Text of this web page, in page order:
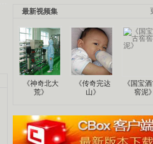
最新视频集
《神奇北大
荒》
《传奇完达
山》
《国宝
窖泥》